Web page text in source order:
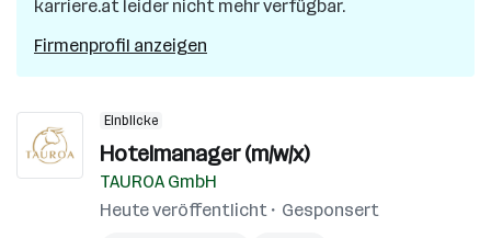
Salzburg
karriere.at leider nicht mehr verfügbar.
Firmenprofil anzeigen
Einblicke
Hotelmanager (m/w/x)
TAUROA GmbH
Heute veröffentlicht
Gesponsert